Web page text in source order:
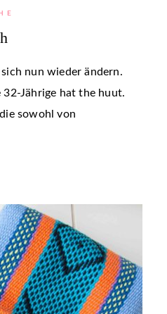
nun wieder ändern.
32-Jährige hat the huut.
sowohl von